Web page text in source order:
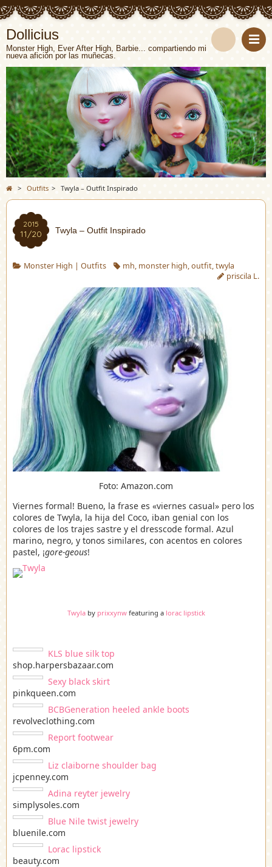
Dollicius
Monster High, Ever After High, Barbie... compartiendo mi
nueva afición por las muñecas.
> Outfits > Twyla – Outfit Inspirado
2015
11/20 Twyla – Outfit Inspirado
Monster High | Outfits mh, monster high,outfit,twyla
priscila L.
Foto: Amazon.com
Viernes formal! Bueno, la frase es «viernes casual» pero los
colores de Twyla, la hija del Coco, iban genial con los
colores de los trajes sastre y el dresscode formal. Azul
marino, negro, y tonos similares, con acentos en colores
pastel, ¡gore-geous!
Twylaby prixxynwfeaturing a lorac lipstick
KLS blue silk top
shop.harpersbazaar.com
Sexy black skirt
pinkqueen.com
BCBGeneration heeled ankle boots
revolveclothing.com
Report footwear
6pm.com
Liz claiborne shoulder bag
jcpenney.com
Adina reyter jewelry
simplysoles.com
Blue Nile twist jewelry
bluenile.com
Lorac lipstick
beauty.com